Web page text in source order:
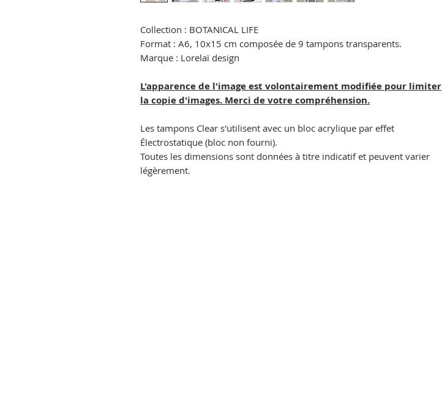
Collection : BOTANICAL LIFE
Format : A6, 10x15 cm composée de 9 tampons transparents.
Marque : Lorelaï design
L'apparence de l'image est volontairement modifiée pour limiter
la copie d'images. Merci de votre compréhension.
Les tampons Clear s'utilisent avec un bloc acrylique par effet
Électrostatique (bloc non fourni).
Toutes les dimensions sont données à titre indicatif et peuvent varier
légèrement.